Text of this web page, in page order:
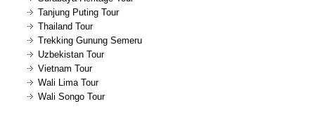
Tanjung Puting Tour
Thailand Tour
Trekking Gunung Semeru
Uzbekistan Tour
Vietnam Tour
Wali Lima Tour
Wali Songo Tour